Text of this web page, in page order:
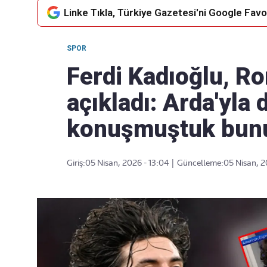
akışımıza ulaşın
Linke Tıkla, Türkiye Gazetesi'ni Google
SPOR
Ferdi Kadıoğlu,
açıkladı: Arda'yla
konuşmuştuk
Giriş:05 Nisan, 2026 - 13:04 Güncelleme:05 Nisan,